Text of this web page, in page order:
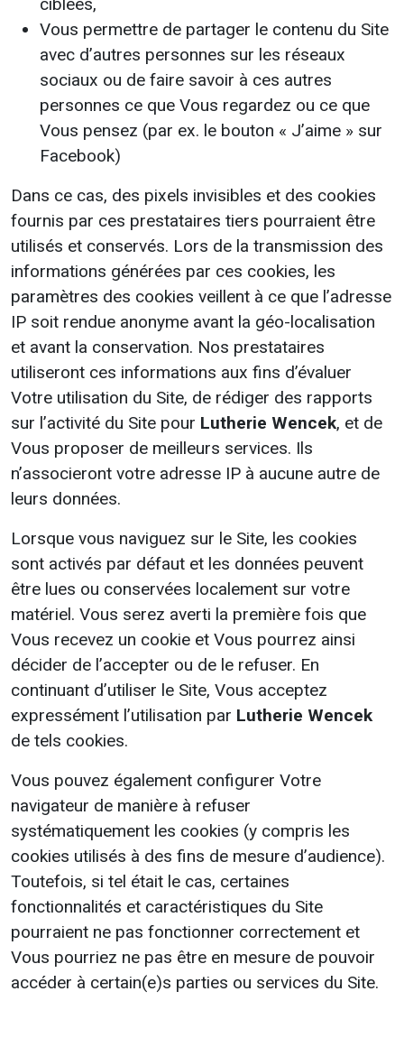
Vous permettre de partager le contenu du Site
avec d’autres personnes sur les réseaux
sociaux ou de faire savoir à ces autres
personnes ce que Vous regardez ou ce que
Vous pensez (par ex. le bouton « J’aime » sur
Facebook)
Dans ce cas, des pixels invisibles et des cookies
fournis par ces prestataires tiers pourraient être
utilisés et conservés. Lors de la transmission des
informations générées par ces cookies, les
paramètres des cookies veillent à ce que l’adresse
IP soit rendue anonyme avant la géo-localisation
et avant la conservation. Nos prestataires
utiliseront ces informations aux fins d’évaluer
Votre utilisation du Site, de rédiger des rapports
sur l’activité du Site pour Lutherie Wencek, et de
Vous proposer de meilleurs services. Ils
n’associeront votre adresse IP à aucune autre de
leurs données.
Lorsque vous naviguez sur le Site, les cookies
sont activés par défaut et les données peuvent
être lues ou conservées localement sur votre
matériel. Vous serez averti la première fois que
Vous recevez un cookie et Vous pourrez ainsi
décider de l’accepter ou de le refuser. En
continuant d’utiliser le Site, Vous acceptez
expressément l’utilisation par Lutherie Wencek
de tels cookies.
Vous pouvez également configurer Votre
navigateur de manière à refuser
systématiquement les cookies (y compris les
cookies utilisés à des fins de mesure d’audience).
Toutefois, si tel était le cas, certaines
fonctionnalités et caractéristiques du Site
pourraient ne pas fonctionner correctement et
Vous pourriez ne pas être en mesure de pouvoir
accéder à certain(e)s parties ou services du Site.